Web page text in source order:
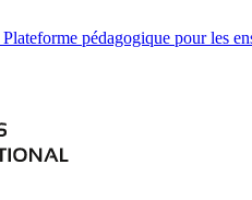
Plateforme pédagogique pour les